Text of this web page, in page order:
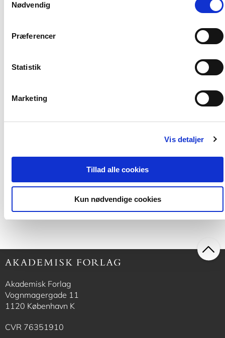
Nødvendig
Præferencer
Statistik
Marketing
Vis detaljer
Tillad alle cookies
Kun nødvendige cookies
Maria Nyborg
Akademisk Forlag
Vognmagergade 11
1120 København K
CVR 76351910